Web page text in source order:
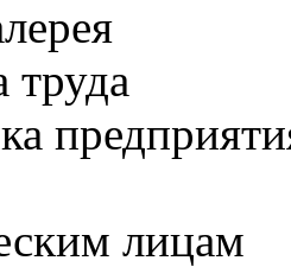
труда
лицам